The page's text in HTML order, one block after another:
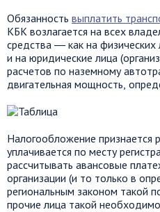
Обязанность выплатить
КБК возлагается на всех
средства ― как на физических
и на юридические лица
расчетов по наземному
двигательная мощность,
Налогообложение признается
уплачивается по месту
рассчитывать авансовые
организации (и то только в
региональным законом такой
прочие лица такой